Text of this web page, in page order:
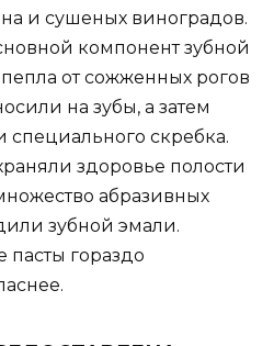
и сушеных виноградов.
компонент зубной
от сожженных рогов
на зубы, а затем
скребка.
здоровье полости
абразивных
зубной эмали.
гораздо